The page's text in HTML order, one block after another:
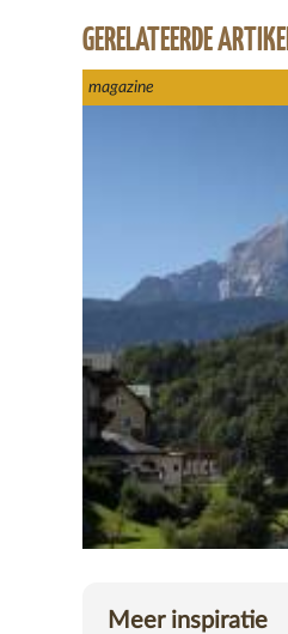
GERELATEERDE
magazine
Meer inspiratie